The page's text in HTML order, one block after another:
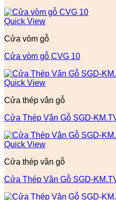
Quick View
Cửa vòm gỗ
Cửa vòm gỗ CVG 10
Quick View
Cửa thép vân gỗ
Cửa Thép Vân Gỗ SGD-
Quick View
Cửa thép vân gỗ
Cửa Thép Vân Gỗ SGD-